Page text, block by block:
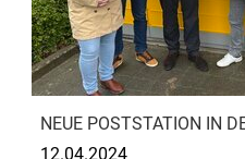
NEUE POSTSTATION IN
12.04.2024